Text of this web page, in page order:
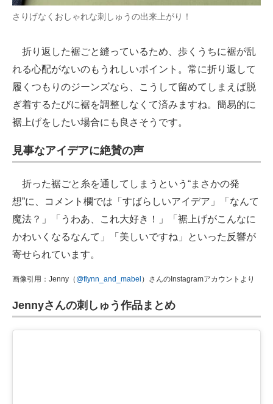
さりげなくおしゃれな刺しゅうの出来上がり！
折り返した裾ごと縫っているため、歩くうちに裾が乱
れる心配がないのもうれしいポイント。常に折り返して
履くつもりのジーンズなら、こうして留めてしまえば脱
ぎ着するたびに裾を調整しなくて済みますね。簡易的に
裾上げをしたい場合にも良さそうです。
見事なアイデアに絶賛の声
折った裾ごと糸を通してしまうという“まさかの発
想”に、コメント欄では「すばらしいアイデア」「なんて
魔法？」「うわあ、これ大好き！」「裾上げがこんなに
かわいくなるなんて」「美しいですね」といった反響が
寄せられています。
画像引用：Jenny（ @flynn_and_mabel ）さんのInstagramアカウントより
Jennyさんの刺しゅう作品まとめ